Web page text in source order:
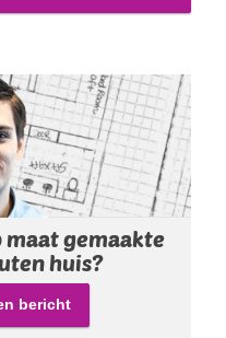
maat gemaakte
huis?
bericht